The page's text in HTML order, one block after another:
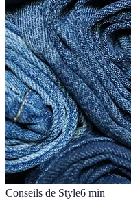
Conseils de Style6 min